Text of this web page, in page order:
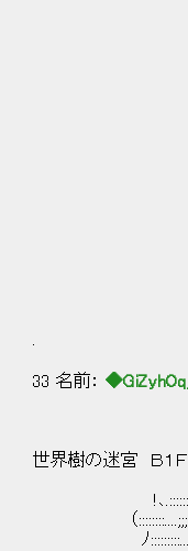
│
│
33 名前：
世界樹の迷宮 Ｂ１Ｆ
!､
（::::::::....;;;;.....:......
ﾉ:::::::::......... ,..::::.